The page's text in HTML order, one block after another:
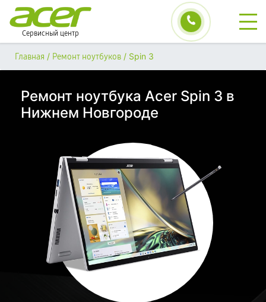
Сервисный центр
Главная / Ремонт ноутбуков / Spin 3
Ремонт ноутбука Acer Spin 3 в
Нижнем Новгороде